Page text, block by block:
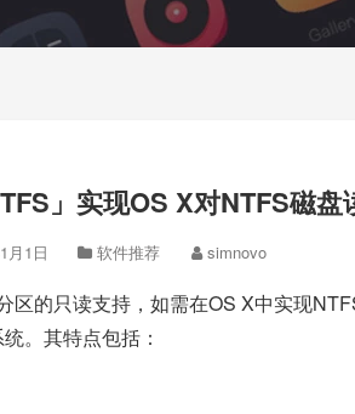
」实现OS X对NTFS磁盘
1月1日 软件推荐 simnovo
的只读支持，如需在OS X中实现
。其特点包括：